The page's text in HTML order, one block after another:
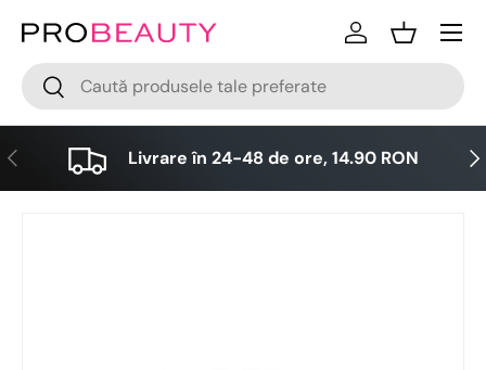
Sari la conținut
Cǎutare
Cǎutare
LogareCos
Meniu
Anterior Livrare în 24-48 de ore, 14.90 RON